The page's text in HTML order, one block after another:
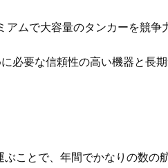
ムで大容量のタンカーを競争
必要な信頼性の高い機器と長期
ことで、年間でかなりの数の